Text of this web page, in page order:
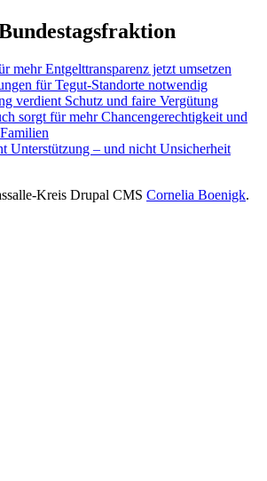
mehr Entgelttransparenz jetzt umsetzen
für Tegut-Standorte notwendig
verdient Schutz und faire Vergütung
sorgt für mehr Chancengerechtigkeit und
Unterstützung – und nicht Unsicherheit
Kreis Drupal CMS Cornelia Boenigk.